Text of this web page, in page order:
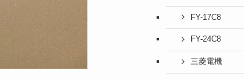
FY-17C8
FY-24C8
三菱電機